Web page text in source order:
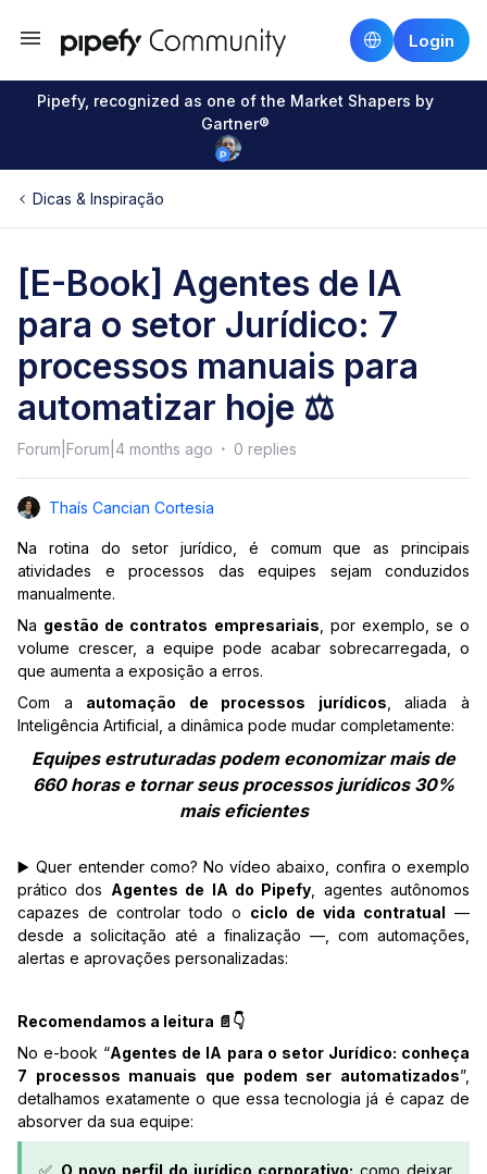
Login
Pipefy, recognized as one of the Market Shapers by
Gartner®
Dicas & Inspiração
[E-Book] Agentes de IA
para o setor Jurídico: 7
processos manuais para
automatizar hoje ⚖️
Forum|Forum|4 months ago 0 replies
Thaís Cancian Cortesia
Na rotina do setor jurídico, é comum que as principais
atividades e processos das equipes sejam conduzidos
manualmente.
Na gestão de contratos empresariais , por exemplo, se o
volume crescer, a equipe pode acabar sobrecarregada, o
que aumenta a exposição a erros.
Com a automação de processos jurídicos , aliada à
Inteligência Artificial, a dinâmica pode mudar completamente:
Equipes estruturadas podem economizar mais de
660 horase tornar seus processos jurídicos 30%
mais eficientes
▶️ Quer entender como? No vídeo abaixo, confira o exemplo
prático dos Agentes de IA do Pipefy , agentes autônomos
capazes de controlar todo o ciclo de vida contratual —
desde a solicitação até a finalização —, com automações,
alertas e aprovações personalizadas:
Recomendamos a leitura 📄👇
No e-book “Agentes de IA para o setor Jurídico: conheça
7 processos manuais que podem ser automatizados”,
detalhamos exatamente o que essa tecnologia já é capaz de
absorver da sua equipe:
✅ O novo perfil do jurídico corporativo: como deixar